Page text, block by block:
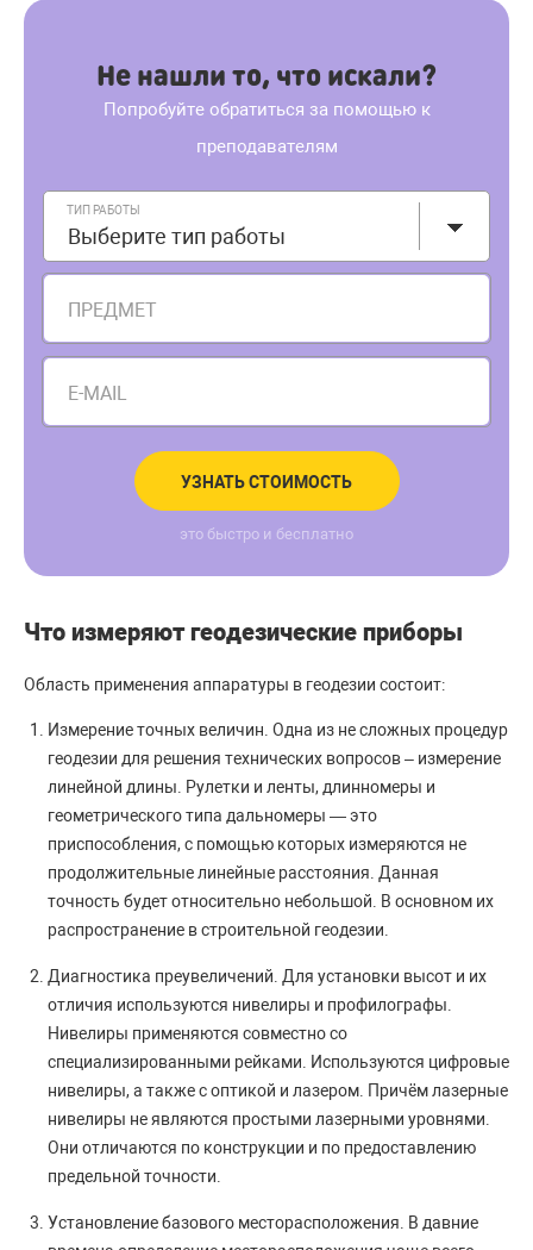
Не нашли то, что искали?
Попробуйте обратиться за помощью к
преподавателям
ТИП РАБОТЫ
Выберите тип работы
ПРЕДМЕТ
E-MAIL
УЗНАТЬ СТОИМОСТЬ
это быстро и бесплатно
Что измеряют геодезические приборы
Область применения аппаратуры в геодезии состоит:
Измерение точных величин. Одна из не сложных процедур
геодезии для решения технических вопросов – измерение
линейной длины. Рулетки и ленты, длинномеры и
геометрического типа дальномеры — это
приспособления, с помощью которых измеряются не
продолжительные линейные расстояния. Данная
точность будет относительно небольшой. В основном их
распространение в строительной геодезии.
Диагностика преувеличений. Для установки высот и их
отличия используются нивелиры и профилографы.
Нивелиры применяются совместно со
специализированными рейками. Используются цифровые
нивелиры, а также с оптикой и лазером. Причём лазерные
нивелиры не являются простыми лазерными уровнями.
Они отличаются по конструкции и по предоставлению
предельной точности.
Установление базового месторасположения. В давние